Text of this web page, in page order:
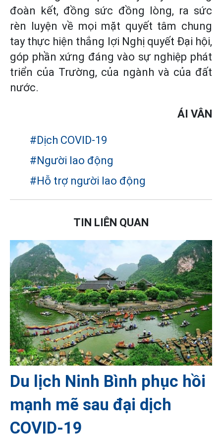
đoàn kết, đồng sức đồng lòng, ra sức
rèn luyện về mọi mặt quyết tâm chung
tay thực hiện thắng lợi Nghị quyết Đại hội,
góp phần xứng đáng vào sự nghiệp phát
triển của Trường, của ngành và của đất
nước.
ÁI VÂN
#Dịch COVID-19
#Người lao động
#Hỗ trợ người lao động
TIN LIÊN QUAN
Du lịch Ninh Bình phục hồi
mạnh mẽ sau đại dịch
COVID-19